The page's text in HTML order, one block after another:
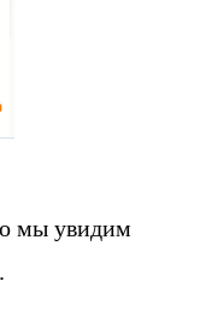
мы увидим